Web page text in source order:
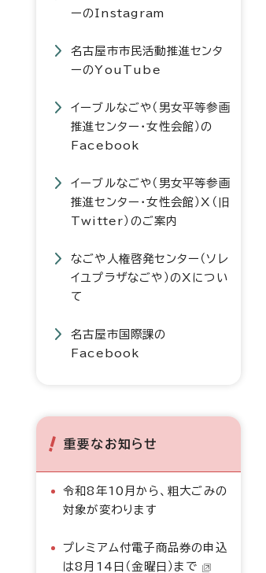
ーのInstagram
名古屋市市民活動推進センタ
ーのYouTube
イーブルなごや（男女平等参画
推進センター・女性会館）の
Facebook
イーブルなごや（男女平等参画
推進センター・女性会館）X（旧
Twitter）のご案内
なごや人権啓発センター（ソレ
イユプラザなごや）のXについ
て
名古屋市国際課の
Facebook
重要なお知らせ
令和8年10月から、粗大ごみの
対象が変わります
プレミアム付電子商品券の申込
は8月14日（金曜日）まで